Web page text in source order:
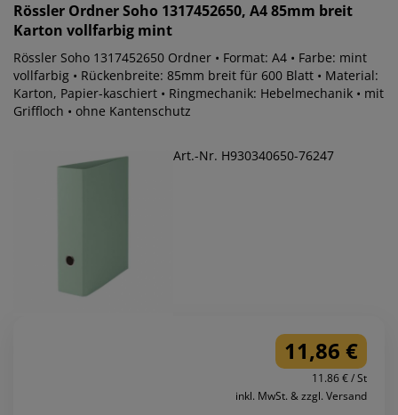
Rössler Ordner Soho 1317452650, A4 85mm breit
Karton vollfarbig mint
Rössler Soho 1317452650 Ordner • Format: A4 • Farbe: mint
vollfarbig • Rückenbreite: 85mm breit für 600 Blatt • Material:
Karton, Papier-kaschiert • Ringmechanik: Hebelmechanik • mit
Griffloch • ohne Kantenschutz
Art.-Nr. H930340650-76247
11,86 €
11.86 € / St
inkl. MwSt. & zzgl. Versand